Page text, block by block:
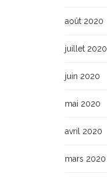
août 2020
juillet 2020
juin 2020
mai 2020
avril 2020
mars 2020